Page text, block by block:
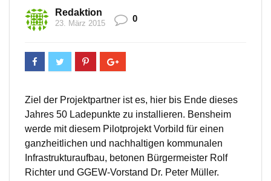
Redaktion
23. März 2015 0
Ziel der Projektpartner ist es, hier bis Ende dieses
Jahres 50 Ladepunkte zu installieren. Bensheim
werde mit diesem Pilotprojekt Vorbild für einen
ganzheitlichen und nachhaltigen kommunalen
Infrastrukturaufbau, betonen Bürgermeister Rolf
Richter und GGEW-Vorstand Dr. Peter Müller.